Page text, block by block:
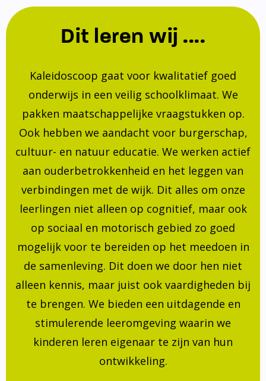
Dit leren wij ....
Kaleidoscoop gaat voor kwalitatief goed
onderwijs in een veilig schoolklimaat. We
pakken maatschappelijke vraagstukken op.
Ook hebben we aandacht voor burgerschap,
cultuur- en natuur educatie. We werken actief
aan ouderbetrokkenheid en het leggen van
verbindingen met de wijk. Dit alles om onze
leerlingen niet alleen op cognitief, maar ook
op sociaal en motorisch gebied zo goed
mogelijk voor te bereiden op het meedoen in
de samenleving. Dit doen we door hen niet
alleen kennis, maar juist ook vaardigheden bij
te brengen. We bieden een uitdagende en
stimulerende leeromgeving waarin we
kinderen leren eigenaar te zijn van hun
ontwikkeling.